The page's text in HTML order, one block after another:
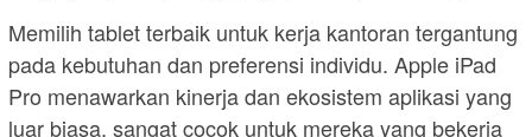
Memilih tablet terbaik untuk kerja kantoran tergantung
pada kebutuhan dan preferensi individu. Apple iPad
Pro menawarkan kinerja dan ekosistem aplikasi yang
luar biasa, sangat cocok untuk mereka yang bekerja